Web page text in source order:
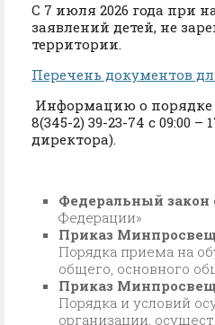
С 7 июля 2026 года при
заявлений детей, не
территории.
Перечень документов
Информацию о порядке
8(345-2) 39-23-74 с 09:00
директора).
Федеральный закон
Федерации»
Приказ
Порядка приема на
общего, основного
Приказ
Порядка и условий
организации,